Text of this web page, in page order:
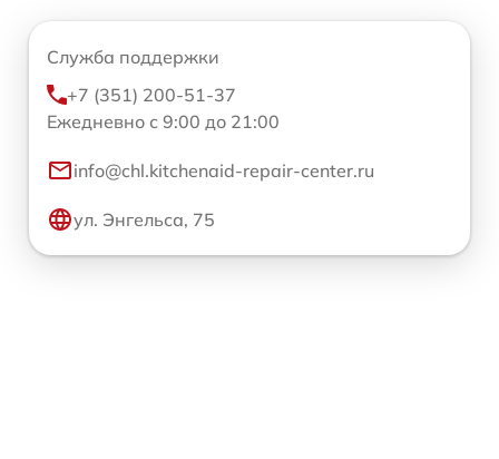
Служба поддержки
+7 (351) 200-51-37
Ежедневно с 9:00 до 21:00
info@chl.kitchenaid-repair-center.ru
ул. Энгельса, 75